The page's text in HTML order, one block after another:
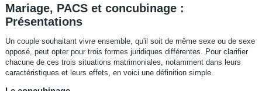
Mariage, PACS et concubinage :
Présentations
Un couple souhaitant vivre ensemble, qu'il soit de même sexe ou de sexe
opposé, peut opter pour trois formes juridiques différentes. Pour clarifier
chacune de ces trois situations matrimoniales, notamment dans leurs
caractéristiques et leurs effets, en voici une définition simple.